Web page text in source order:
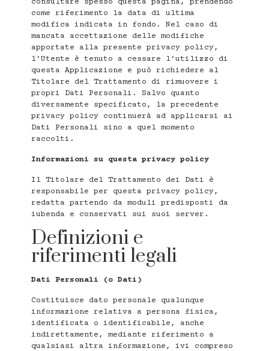
consultare spesso questa pagina, prendendo
come riferimento la data di ultima
modifica indicata in fondo. Nel caso di
mancata accettazione delle modifiche
apportate alla presente privacy policy,
l’Utente è tenuto a cessare l’utilizzo di
questa Applicazione e può richiedere al
Titolare del Trattamento di rimuovere i
propri Dati Personali. Salvo quanto
diversamente specificato, la precedente
privacy policy continuerà ad applicarsi ai
Dati Personali sino a quel momento
raccolti.
Informazioni su questa privacy policy
Il Titolare del Trattamento dei Dati è
responsabile per questa privacy policy,
redatta partendo da moduli predisposti da
iubenda e conservati sui suoi server.
Definizioni e
riferimenti legali
Dati Personali (o Dati)
Costituisce dato personale qualunque
informazione relativa a persona fisica,
identificata o identificabile, anche
indirettamente, mediante riferimento a
qualsiasi altra informazione, ivi compreso